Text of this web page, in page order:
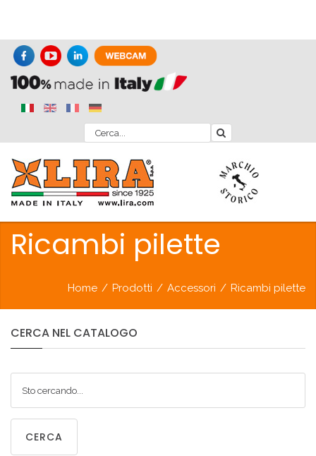
Ricambi pilette
Home / Prodotti / Accessori / Ricambi pilette
CERCA NEL CATALOGO
CERCA